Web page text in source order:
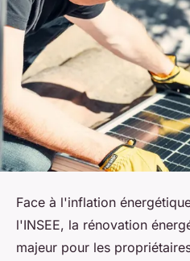
Face à l'inflation
l'INSEE, la rénovation
majeur pour les